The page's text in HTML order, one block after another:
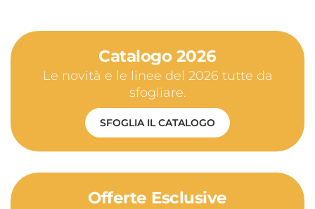
Catalogo 2026
Le novità e le linee del 2026 tutte da
sfogliare.
SFOGLIA IL CATALOGO
Offerte Esclusive